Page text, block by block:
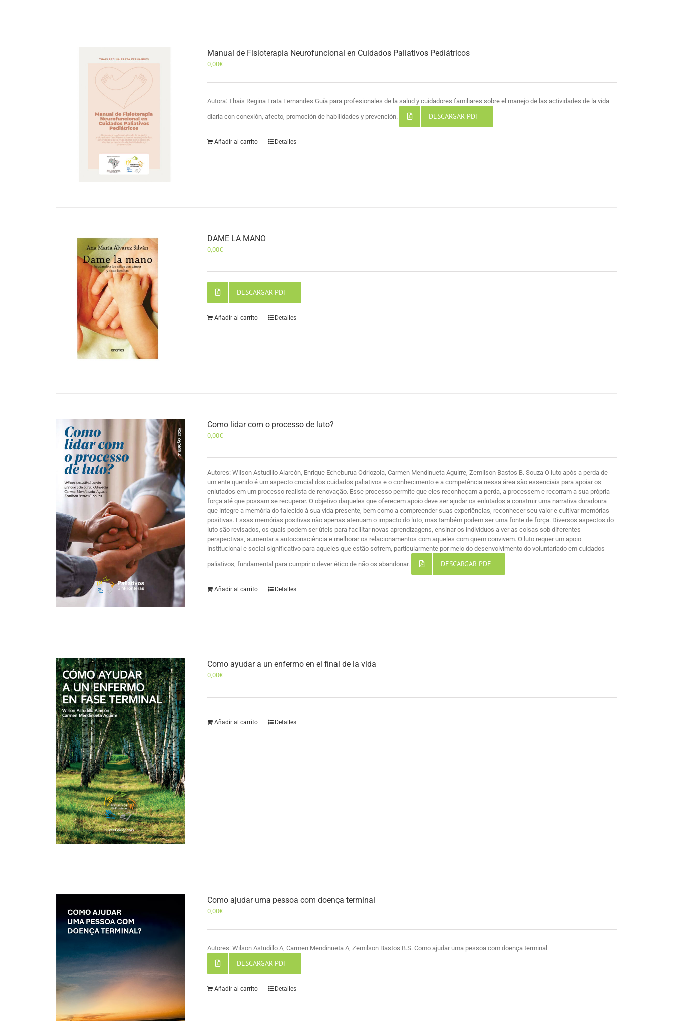
Manual de Fisioterapia Neurofuncional en Cuidados Paliativos Pediátricos
0,00€
Autora: Thais Regina Frata Fernandes Guía para profesionales de la salud y cuidadores familiares sobre el manejo de las actividades de la vida
diaria con conexión, afecto, promoción de habilidades y prevención. DESCARGAR PDF
Añadir al carrito Detalles
DAME LA MANO
0,00€
DESCARGAR PDF
Añadir al carrito Detalles
Como lidar com o processo de luto?
0,00€
Autores: Wilson Astudillo Alarcón, Enrique Echeburua Odriozola, Carmen Mendinueta Aguirre, Zemilson Bastos B. Souza O luto após a perda de
um ente querido é um aspecto crucial dos cuidados paliativos e o conhecimento e a competência nessa área são essenciais para apoiar os
enlutados em um processo realista de renovação. Esse processo permite que eles reconheçam a perda, a processem e recorram a sua própria
força até que possam se recuperar. O objetivo daqueles que oferecem apoio deve ser ajudar os enlutados a construir uma narrativa duradoura
que integre a memória do falecido à sua vida presente, bem como a compreender suas experiências, reconhecer seu valor e cultivar memórias
positivas. Essas memórias positivas não apenas atenuam o impacto do luto, mas também podem ser uma fonte de força. Diversos aspectos do
luto são revisados, os quais podem ser úteis para facilitar novas aprendizagens, ensinar os indivíduos a ver as coisas sob diferentes
perspectivas, aumentar a autoconsciência e melhorar os relacionamentos com aqueles com quem convivem. O luto requer um apoio
institucional e social significativo para aqueles que estão sofrem, particularmente por meio do desenvolvimento do voluntariado em cuidados
paliativos, fundamental para cumprir o dever ético de não os abandonar. DESCARGAR PDF
Añadir al carrito Detalles
Como ayudar a un enfermo en el final de la vida
0,00€
Añadir al carrito Detalles
Como ajudar uma pessoa com doença terminal
0,00€
Autores: Wilson Astudillo A, Carmen Mendinueta A, Zemilson Bastos B.S. Como ajudar uma pessoa com doença terminal
DESCARGAR PDF
Añadir al carrito Detalles